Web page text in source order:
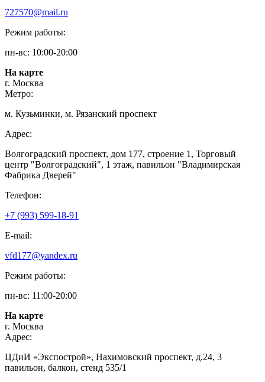
727570@mail.ru
Режим работы:
пн-вс: 10:00-20:00
На карте
г. Москва
Метро:
м. Кузьминки, м. Рязанский проспект
Адрес:
Волгоградский проспект, дом 177, строение 1, Торговый
центр "Волгоградский", 1 этаж, павильон "Владимирская
Фабрика Дверей"
Телефон:
+7 (993) 599-18-91
E-mail:
vfd177@yandex.ru
Режим работы:
пн-вс: 11:00-20:00
На карте
г. Москва
Адрес:
ЦДиИ «Экспострой», Нахимовский проспект, д.24, 3
павильон, балкон, стенд 535/1